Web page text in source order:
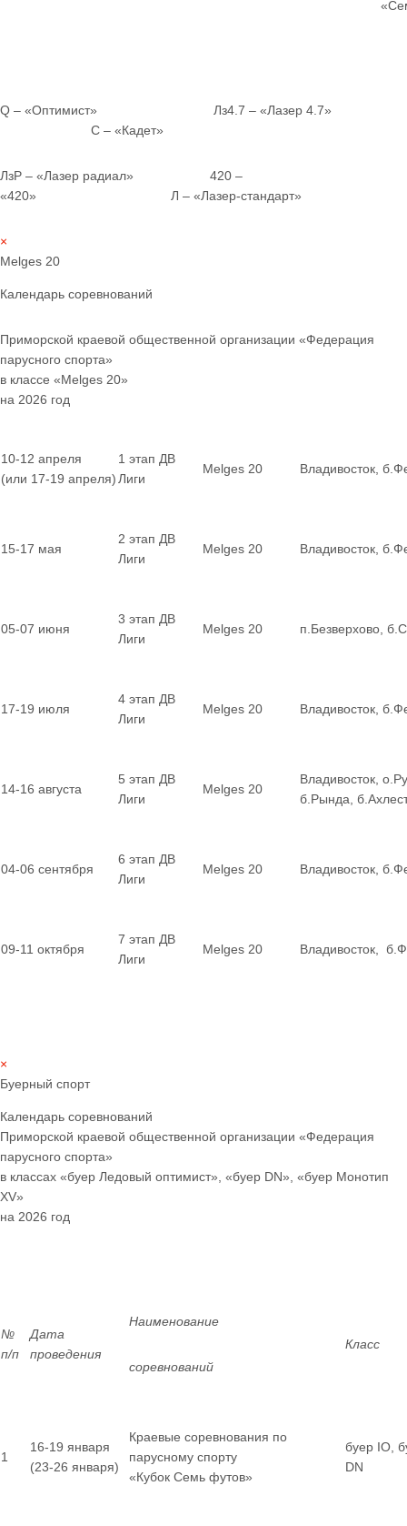
Q – «Оптимист» Лз4.7 – «Лазер 4.7»
С – «Кадет»
ЛзР – «Лазер радиал» 420 –
«420» Л – «Лазер-стандарт»
×
Melges 20
Календарь соревнований
Приморской краевой общественной организации «Федерация
парусного спорта»
в классе «Melges 20»
на 2026 год
10-12 апреля
(или 17-19 апреля)
1 этап ДВ
Лиги
Melges 20 Владивосток,
15-17 мая
2 этап ДВ
Лиги
Melges 20 Владивосток,
05-07 июня
3 этап ДВ
Лиги
Melges 20 п.Безверхово,
17-19 июля
4 этап ДВ
Лиги
Melges 20 Владивосток,
14-16 августа
5 этап ДВ
Лиги
Melges 20
Владивосток,
б.Рында,
04-06 сентября
6 этап ДВ
Лиги
Melges 20 Владивосток,
09-11 октября
7 этап ДВ
Лиги
Melges 20 Владивосток,
×
Буерный спорт
Календарь соревнований
Приморской краевой общественной организации «Федерация
парусного спорта»
в классах «буер Ледовый оптимист», «буер DN», «буер Монотип
XV»
на 2026 год
№
п/п
Дата
проведения
Наименование
соревнований
Класс
1
16-19 января
(23-26 января)
Краевые соревнования по
парусному спорту
«Кубок Семь футов»
буер IO,
DN